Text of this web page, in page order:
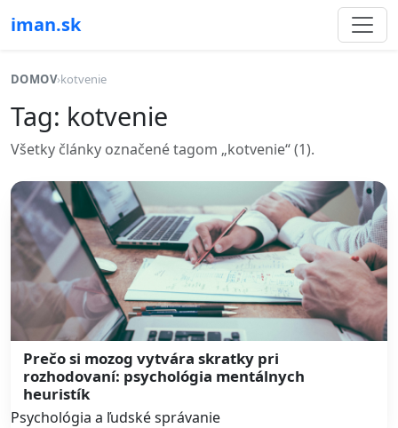
iman.sk
DOMOV›kotvenie
Tag: kotvenie
Všetky články označené tagom „kotvenie“ (1).
Prečo si mozog vytvára skratky pri
rozhodovaní: psychológia mentálnych
heuristík
Psychológia a ľudské správanie